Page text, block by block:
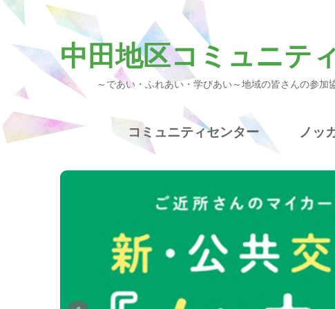
中田地区コミュニテ
～であい・ふれあい・学びあい～地域の皆さんの参加
コミュニティセンター ノッ